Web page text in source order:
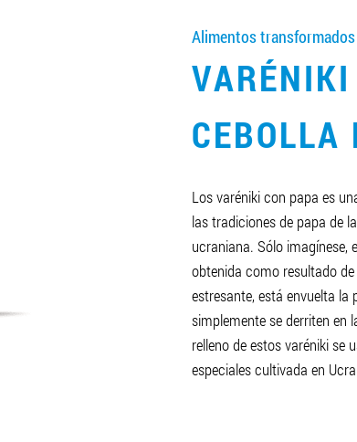
Alimentos
CEBOLLA
Los varéniki con papa es
las tradiciones de papa de
ucraniana. Sólo imagínese,
obtenida como resultado
estresante, está envuelta
simplemente se derriten en
relleno de estos varéniki se
especiales cultivada en